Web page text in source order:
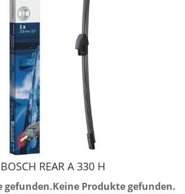
BOSCH REAR A 330 H
gefunden.Keine Produkte gefunden.